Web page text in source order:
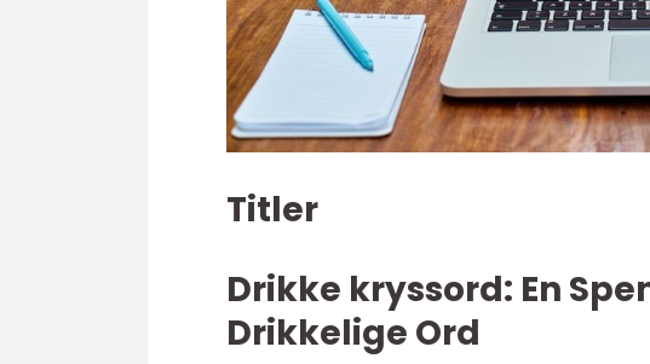
Titler
Drikke kryssord: En
Drikkelige Ord